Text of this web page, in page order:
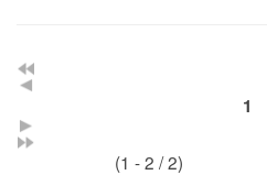
1
(1 - 2 / 2)